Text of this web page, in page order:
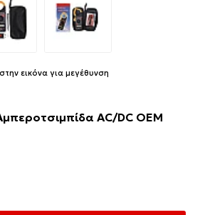
στην εικόνα για μεγέθυνση
AC/DC ΟΕΜ